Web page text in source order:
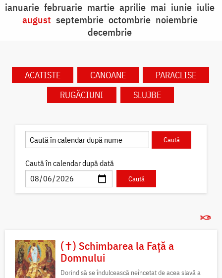
ianuarie februarie martie aprilie mai iunie iulie
august septembrie octombrie noiembrie
decembrie
ACATISTE CANOANE
PARACLISE
RUGĂCIUNI
SLUJBE
Caută în calendar după dată
(✝) Schimbarea la Față a
Domnului
Dorind să se îndulcească neîncetat de acea slavă a